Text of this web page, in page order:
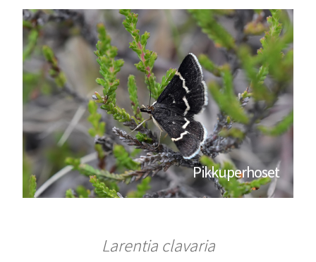
Pikkuperhoset
Larentia clavaria